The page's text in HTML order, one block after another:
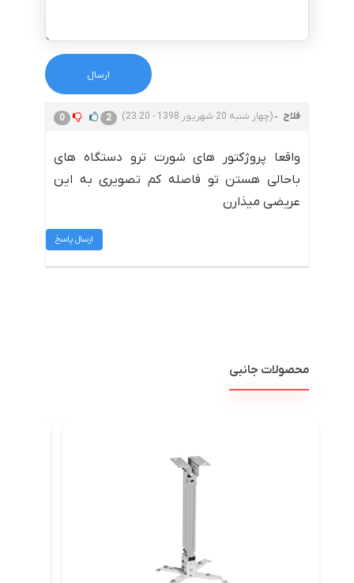
فلاح (چهار شنبه 20 شهریور 1398 - 23:20) 0 2
واقعا پروژکتور های شورت ترو دستگاه های
باحالی هستن تو فاصله کم تصویری به این
عریضی میذارن
ارسال پاسخ
محصولات جانبی